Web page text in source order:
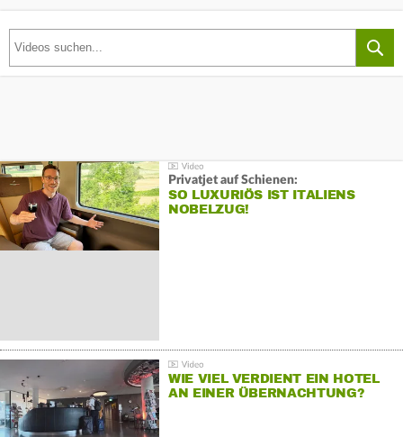
Privatjet auf Schienen:
SO LUXURIÖS IST ITALIENS
NOBELZUG!
WIE VIEL VERDIENT EIN HOTEL
AN EINER ÜBERNACHTUNG?